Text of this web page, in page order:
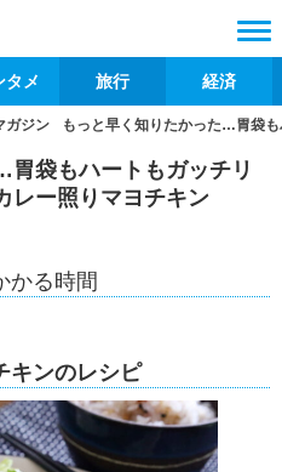
タメ 旅行 経済
ガジン もっと早く知りたかった…胃袋
袋もハートもガッチリ
レー照りマヨチキン
かる時間
キンのレシピ